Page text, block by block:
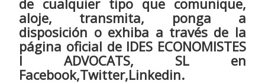
de cualquier tipo que comunique,
aloje, transmita, ponga a
disposición o exhiba a través de la
página oficial de IDES ECONOMISTES
I ADVOCATS, SL en
Facebook,Twitter,Linkedin.